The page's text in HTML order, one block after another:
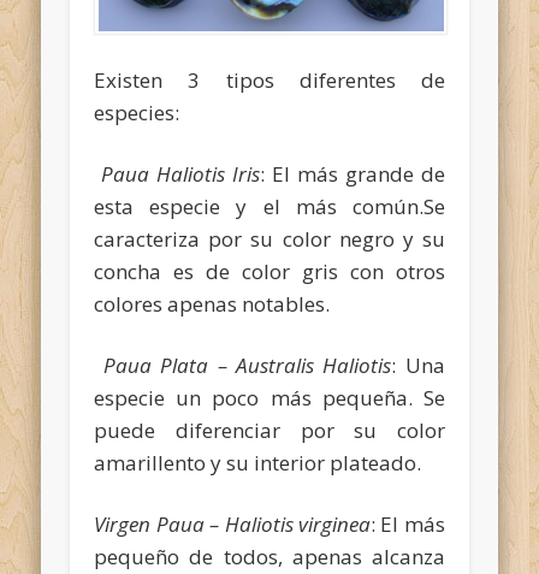
Existen 3 tipos diferentes de
especies:
Paua Haliotis Iris: El más grande de
esta especie y el más común.Se
caracteriza por su color negro y su
concha es de color gris con otros
colores apenas notables.
Paua Plata – Australis Haliotis: Una
especie un poco más pequeña. Se
puede diferenciar por su color
amarillento y su interior plateado.
Virgen Paua – Haliotis virginea: El más
pequeño de todos, apenas alcanza